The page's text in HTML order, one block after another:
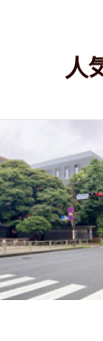
人